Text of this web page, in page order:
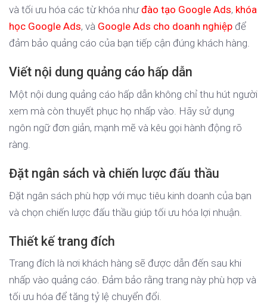
và tối ưu hóa các từ khóa nhưđào tạo Google Ads, khóa
học Google Ads, và Google Ads cho doanh nghiệp để
đảm bảo quảng cáo của bạn tiếp cận đúng khách hàng.
Viết nội dung quảng cáo hấp dẫn
Một nội dung quảng cáo hấp dẫn không chỉ thu hút người
xem mà còn thuyết phục họ nhấp vào. Hãy sử dụng
ngôn ngữ đơn giản, mạnh mẽ và kêu gọi hành động rõ
ràng.
Đặt ngân sách và chiến lược đấu thầu
Đặt ngân sách phù hợp với mục tiêu kinh doanh của bạn
và chọn chiến lược đấu thầu giúp tối ưu hóa lợi nhuận.
Thiết kế trang đích
Trang đích là nơi khách hàng sẽ được dẫn đến sau khi
nhấp vào quảng cáo. Đảm bảo rằng trang này phù hợp và
tối ưu hóa để tăng tỷ lệ chuyển đổi.